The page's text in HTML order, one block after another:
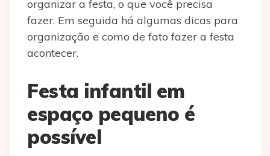
organizar a festa, o que você precisa
fazer. Em seguida há algumas dicas para
organização e como de fato fazer a festa
acontecer.
Festa infantil em
espaço pequeno é
possível